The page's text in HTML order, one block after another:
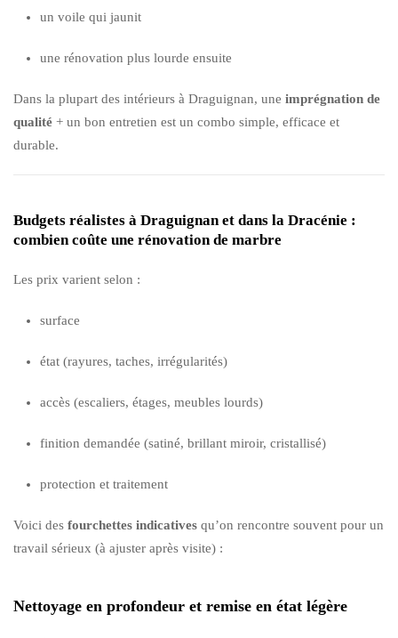
un voile qui jaunit
une rénovation plus lourde ensuite
Dans la plupart des intérieurs à Draguignan, une imprégnation de
qualité + un bon entretien est un combo simple, efficace et
durable.
Budgets réalistes à Draguignan et dans la Dracénie :
combien coûte une rénovation de marbre
Les prix varient selon :
surface
état (rayures, taches, irrégularités)
accès (escaliers, étages, meubles lourds)
finition demandée (satiné, brillant miroir, cristallisé)
protection et traitement
Voici des fourchettes indicatives qu’on rencontre souvent pour un
travail sérieux (à ajuster après visite) :
Nettoyage en profondeur et remise en état légère